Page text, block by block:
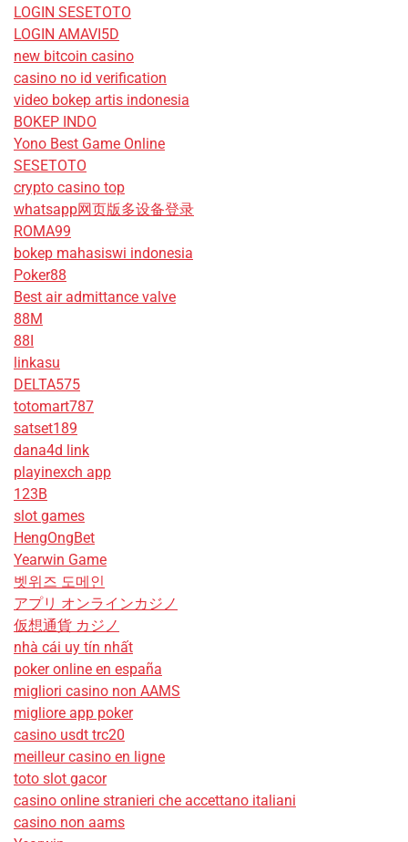
LOGIN SESETOTO
LOGIN AMAVI5D
new bitcoin casino
casino no id verification
video bokep artis indonesia
BOKEP INDO
Yono Best Game Online
SESETOTO
crypto casino top
whatsapp网页版多设备登录
ROMA99
bokep mahasiswi indonesia
Poker88
Best air admittance valve
88M
88I
linkasu
DELTA575
totomart787
satset189
dana4d link
playinexch app
123B
slot games
HengOngBet
Yearwin Game
벳위즈 도메인
アプリ オンラインカジノ
仮想通貨 カジノ
nhà cái uy tín nhất
poker online en españa
migliori casino non AAMS
migliore app poker
casino usdt trc20
meilleur casino en ligne
toto slot gacor
casino online stranieri che accettano italiani
casino non aams